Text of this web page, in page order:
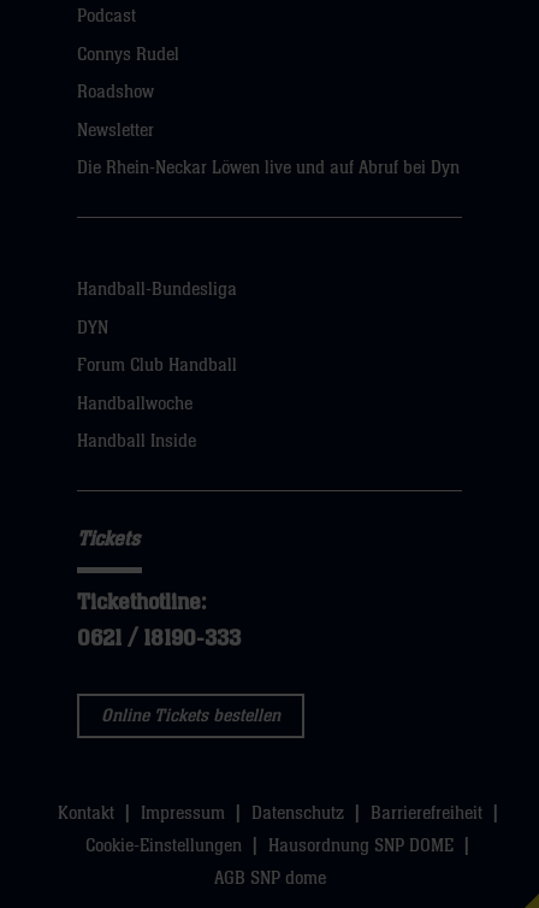
Podcast
Connys Rudel
Roadshow
Newsletter
Die Rhein-Neckar Löwen live und auf Abruf bei Dyn
Handball-Bundesliga
DYN
Forum Club Handball
Handballwoche
Handball Inside
Tickets
Tickethotline:
0621 / 18190-333
Online Tickets bestellen
Kontakt Impressum Datenschutz
Barrierefreiheit
Cookie-Einstellungen
Hausordnung SNP DOME
AGB SNP dome